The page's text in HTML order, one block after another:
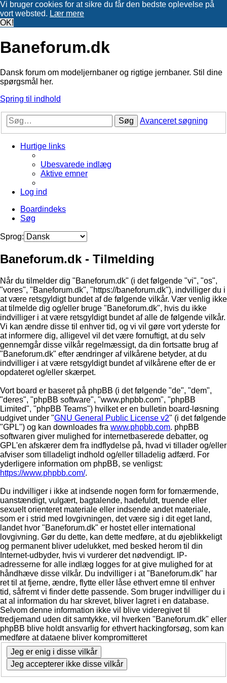
Vi bruger cookies for at sikre du får den bedste oplevelse på
vort websted. Lær mere
OK!
Baneforum.dk
Dansk forum om modeljernbaner og rigtige jernbaner. Stil dine
spørgsmål her.
Spring til indhold
Søg Avanceret søgning
Hurtige links
Ubesvarede indlæg
Aktive emner
Log ind
Boardindeks
Søg
Sprog:
Baneforum.dk - Tilmelding
Når du tilmelder dig "Baneforum.dk" (i det følgende "vi", "os",
"vores", "Baneforum.dk", "https://baneforum.dk"), indvilliger du i
at være retsgyldigt bundet af de følgende vilkår. Vær venlig ikke
at tilmelde dig og/eller bruge "Baneforum.dk", hvis du ikke
indvilliger i at være retsgyldigt bundet af alle de følgende vilkår.
Vi kan ændre disse til enhver tid, og vi vil gøre vort yderste for
at informere dig, alligevel vil det være fornuftigt, at du selv
gennemgår disse vilkår regelmæssigt, da din fortsatte brug af
"Baneforum.dk" efter ændringer af vilkårene betyder, at du
indvilliger i at være retsgyldigt bundet af vilkårene efter de er
opdateret og/eller skærpet.
Vort board er baseret på phpBB (i det følgende "de", "dem",
"deres", "phpBB software", "www.phpbb.com", "phpBB
Limited", "phpBB Teams") hvilket er en bulletin board-løsning
udgivet under "GNU General Public License v2" (i det følgende
"GPL") og kan downloades fra www.phpbb.com. phpBB
softwaren giver mulighed for internetbaserede debatter, og
GPL'en afskærer dem fra indflydelse på, hvad vi tillader og/eller
afviser som tilladeligt indhold og/eller tilladelig adfærd. For
yderligere information om phpBB, se venligst:
https://www.phpbb.com/.
Du indvilliger i ikke at indsende nogen form for fornærmende,
uanstændigt, vulgært, bagtalende, hadefuldt, truende eller
sexuelt orienteret materiale eller indsende andet materiale,
som er i strid med lovgivningen, det være sig i dit eget land,
landet hvor "Baneforum.dk" er hostet eller international
lovgivning. Gør du dette, kan dette medføre, at du øjeblikkeligt
og permanent bliver udelukket, med besked herom til din
Internet-udbyder, hvis vi vurderer det nødvendigt. IP-
adresserne for alle indlæg logges for at give mulighed for at
håndhæve disse vilkår. Du indvilliger i at "Baneforum.dk" har
ret til at fjerne, ændre, flytte eller låse ethvert emne til enhver
tid, såfremt vi finder dette passende. Som bruger indvilliger du i
at al information du har skrevet, bliver lagret i en database.
Selvom denne information ikke vil blive videregivet til
tredjemand uden dit samtykke, vil hverken "Baneforum.dk" eller
phpBB blive holdt ansvarlig for ethvert hackingforsøg, som kan
medføre at dataene bliver kompromitteret